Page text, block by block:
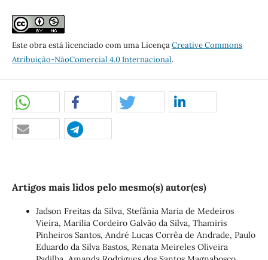
Este obra está licenciado com uma LicençaCreative Commons
Atribuição-NãoComercial 4.0 Internacional.
Artigos mais lidos pelo mesmo(s) autor(es)
Jadson Freitas da Silva, Stefânia Maria de Medeiros
Vieira, Marilia Cordeiro Galvão da Silva, Thamiris
Pinheiros Santos, André Lucas Corrêa de Andrade, Paulo
Eduardo da Silva Bastos, Renata Meireles Oliveira